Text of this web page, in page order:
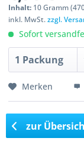
Inhalt: 10 Gramm
inkl. MwSt.zzgl.
Sofort
Merken
zur